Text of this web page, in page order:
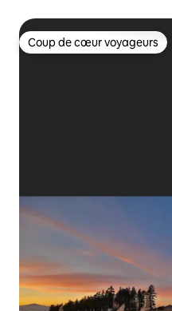
Coup de cœur voyageurs
Coup de cœur voyageurs